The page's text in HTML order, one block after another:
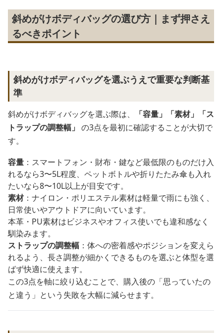
斜めがけボディバッグの選び方｜まず押さえ
るべきポイント
斜めがけボディバッグを選ぶうえで重要な判断基
準
斜めがけボディバッグを選ぶ際は、
「容量」「素材」「ス
トラップの調整幅」 の3点を最初に確認することが大切で
す。
容量 ：スマートフォン・財布・鍵など最低限のものだけ入
れるなら3〜5L程度、ペットボトルや折りたたみ傘も入れ
たいなら8〜10L以上が目安です。
素材：ナイロン・ポリエステル素材は軽量で雨にも強く、
日常使いやアウトドアに向いています。
本革・PU素材はビジネスやオフィス使いでも違和感なく
馴染みます。
ストラップの調整幅 ：体への密着感やポジションを変えら
れるよう、長さ調整が細かくできるものを選ぶと体型を選
ばず快適に使えます。
この3点を軸に絞り込むことで、購入後の「思っていたの
と違う」という失敗を大幅に減らせます。